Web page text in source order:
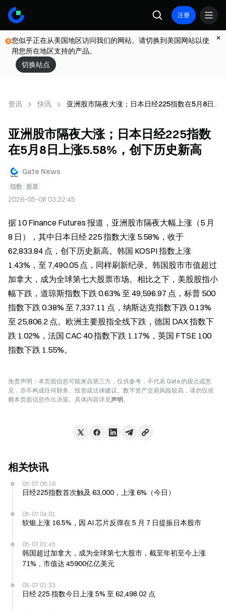
注册
您似乎正在从美国地区访问我们的网站。请切换到美国网站以使
用您所在地区支持的产品。
切换站点
资讯 快讯 亚洲股市隔夜大涨；日本日经225指数在5月8日上
亚洲股市隔夜大涨；日本日经225指数
在5月8日上涨5.58%，创下历史新高
Gate News
指数 股票
2026-05-08 03:22:45
据 10 Finance Futures 报道，亚洲股市隔夜大幅上涨（5 月
8 日），其中日本日经 225 指数大涨 5.58%，收于
62,833.84 点，创下历史新高。韩国 KOSPI 指数上涨
1.43%，至 7,490.05 点，同样刷新纪录。韩国股市市值超过
加拿大，成为全球第七大股票市场。相比之下，美股股指小
幅下跌，道琼斯指数下跌 0.63% 至 49,596.97 点，标普 500
指数下跌 0.38% 至 7,337.11 点，纳斯达克指数下跌 0.13%
至 25,806.2 点。欧洲主要股指全线下跌，德国 DAX 指数下
跌 1.02%，法国 CAC 40 指数下跌 1.17%，英国 FTSE 100
指数下跌 1.55%。
免责声明：本页面信息可能来自第三方，仅供参考，不代表 Gate 的观点或意
见，亦不构成任何财务、投资或法律建议。数字资产交易风险较高，请勿仅依
赖本页面信息作出决策。具体内容详见声明。
相关快讯
05-07 05:16
日经225指数首次触及 63,000，上涨 6%（今日）
05-07 04:01
软银上涨 16.5%，因 AI 芯片反弹在 5 月 7 日提振日本股市
05-07 01:45
韩国超过加拿大，成为全球第七大股市，截至年初至今上涨
71%，市值达 45900亿亿美元
05-07 01:33
日经 225 指数今日上涨 5% 至 62,498.02 点